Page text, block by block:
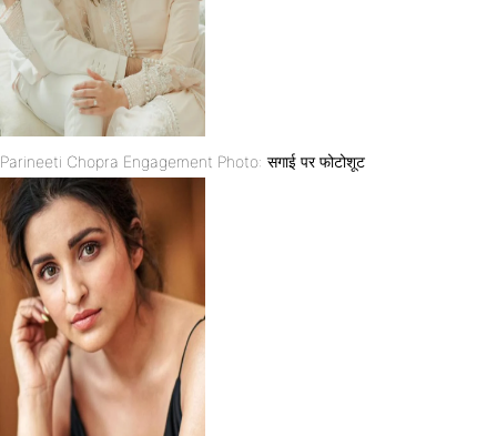
Parineeti Chopra Engagement Photo: सगाई पर फोटोशूट